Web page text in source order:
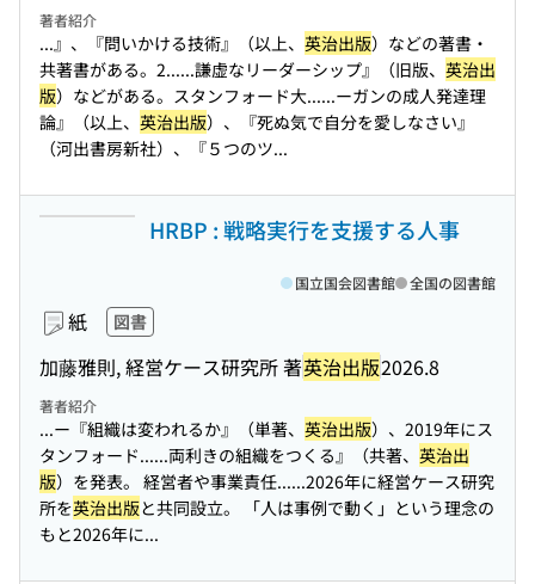
著者紹介
...』、『問いかける技術』（以上、 英治出版）などの著書・
共著書がある。2......謙虚なリーダーシップ』（旧版、 英治出
版）などがある。スタンフォード大......ーガンの成人発達理
論』（以上、 英治出版）、『死ぬ気で自分を愛しなさい』
（河出書房新社）、『５つのツ...
HRBP : 戦略実行を支援する人事
紙 図書
加藤雅則, 経営ケース研究所 著英治出版2026.8
国立国会図書館 全国の図書館
著者紹介
...ー『組織は変われるか』（単著、 英治出版）、2019年にス
タンフォード......両利きの組織をつくる』（共著、 英治出
版）を発表。 経営者や事業責任......2026年に経営ケース研究
所を英治出版と共同設立。 「人は事例で動く」という理念の
もと2026年に...